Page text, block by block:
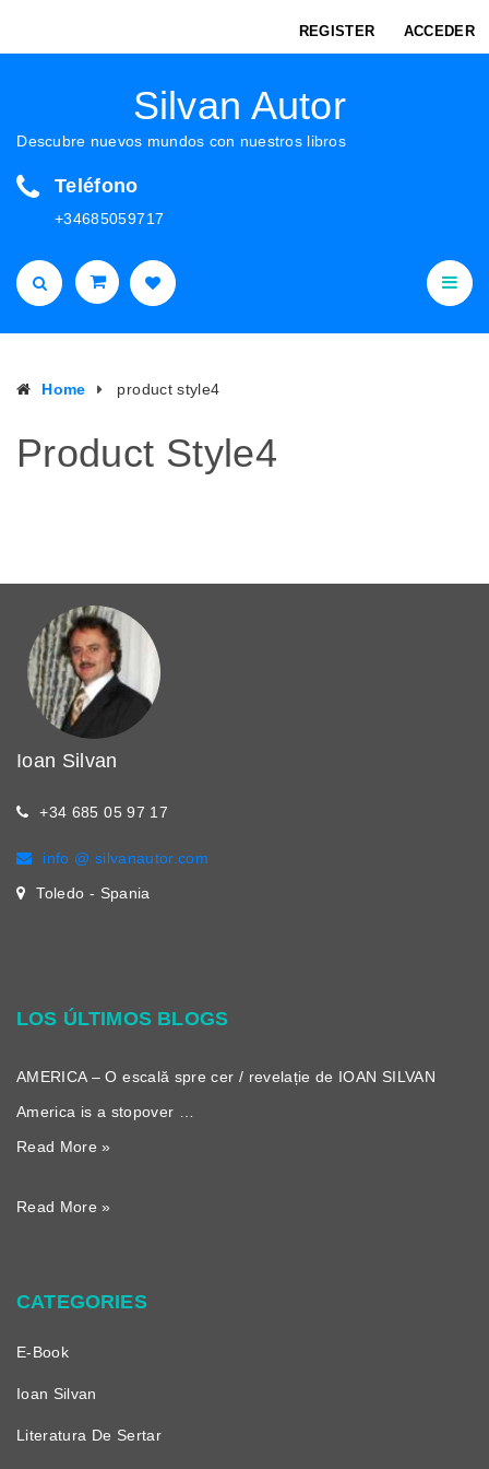
REGISTER ACCEDER
Silvan Autor
Descubre nuevos mundos con nuestros libros
Teléfono
+34685059717
Home product style4
Product Style4
Ioan Silvan
+34 685 05 97 17
info @ silvanautor.com
Toledo - Spania
LOS ÚLTIMOS BLOGS
AMERICA – O escală spre cer / revelație de IOAN SILVAN
America is a stopover …
Read More »
Read More »
CATEGORIES
E-Book
Ioan Silvan
Literatura De Sertar